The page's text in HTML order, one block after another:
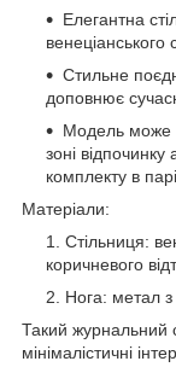
Елегантна
венеціанського
Стильне
доповнює
Модель може
зоні
комплекту в
Матеріали:
Стільниця:
коричневого
Нога: метал з
Такий журнальний
мінімалістичні